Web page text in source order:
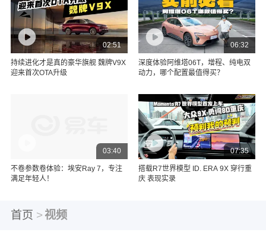
02:51
持续进化才是真的豪华旗舰 魏牌V9X
迎来首次OTA升级
06:32
深度体验阿维塔06T，增程、纯电双
动力，哪个配置最值得买？
03:40
不卷参数卷体验：埃安Ray 7，专注
满足年轻人！
07:35
搭载R7世界模型 ID. ERA 9X 穿行重
庆 表现实录
首页 > 视频